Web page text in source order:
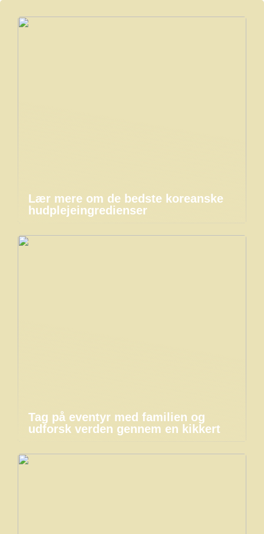
Lær mere om de bedste koreanske
hudplejeingredienser
Tag på eventyr med familien og
udforsk verden gennem en kikkert